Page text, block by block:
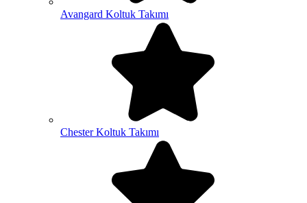
Avangard Koltuk Takımı
Chester Koltuk Takımı